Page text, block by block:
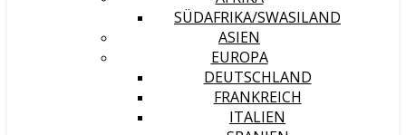
SÜDAFRIKA/SWASILAND
ASIEN
EUROPA
DEUTSCHLAND
FRANKREICH
ITALIEN